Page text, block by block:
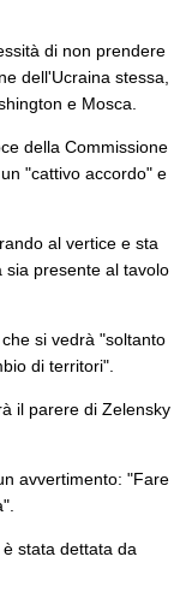
di non prendere
dell'Ucraina stessa,
e Mosca.
della Commissione
"cattivo accordo" e
al vertice e sta
sia presente al tavolo
si vedrà "soltanto
di territori".
il parere di Zelensky
avvertimento: "Fare
stata dettata da